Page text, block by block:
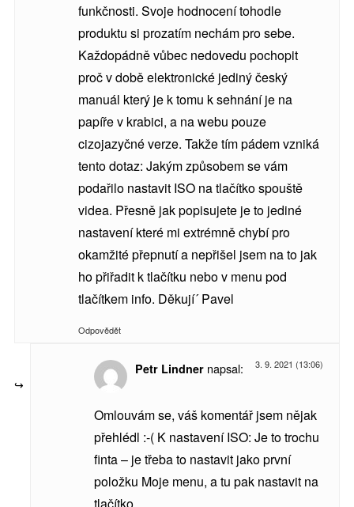
funkčnosti. Svoje hodnocení tohodle
produktu si prozatím nechám pro sebe.
Každopádně vůbec nedovedu pochopit
proč v době elektronické jediný český
manuál který je k tomu k sehnání je na
papíře v krabici, a na webu pouze
cizojazyčné verze. Takže tím pádem vzniká
tento dotaz: Jakým způsobem se vám
podařilo nastavit ISO na tlačítko spouště
videa. Přesně jak popisujete je to jediné
nastavení které mi extrémně chybí pro
okamžité přepnutí a nepřišel jsem na to jak
ho přiřadit k tlačítku nebo v menu pod
tlačítkem info. Děkují´ Pavel
Odpovědět
Petr Lindner napsal: 3. 9. 2021 (13:06)
Omlouvám se, váš komentář jsem nějak
přehlédl :-( K nastavení ISO: Je to trochu
finta – je třeba to nastavit jako první
položku Moje menu, a tu pak nastavit na